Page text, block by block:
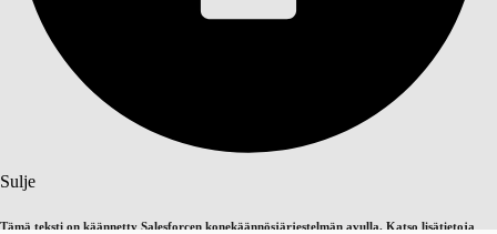
Sulje
Tämä teksti on käännetty Salesforcen konekäännösjärjestelmän avulla. Katso lisätietoja